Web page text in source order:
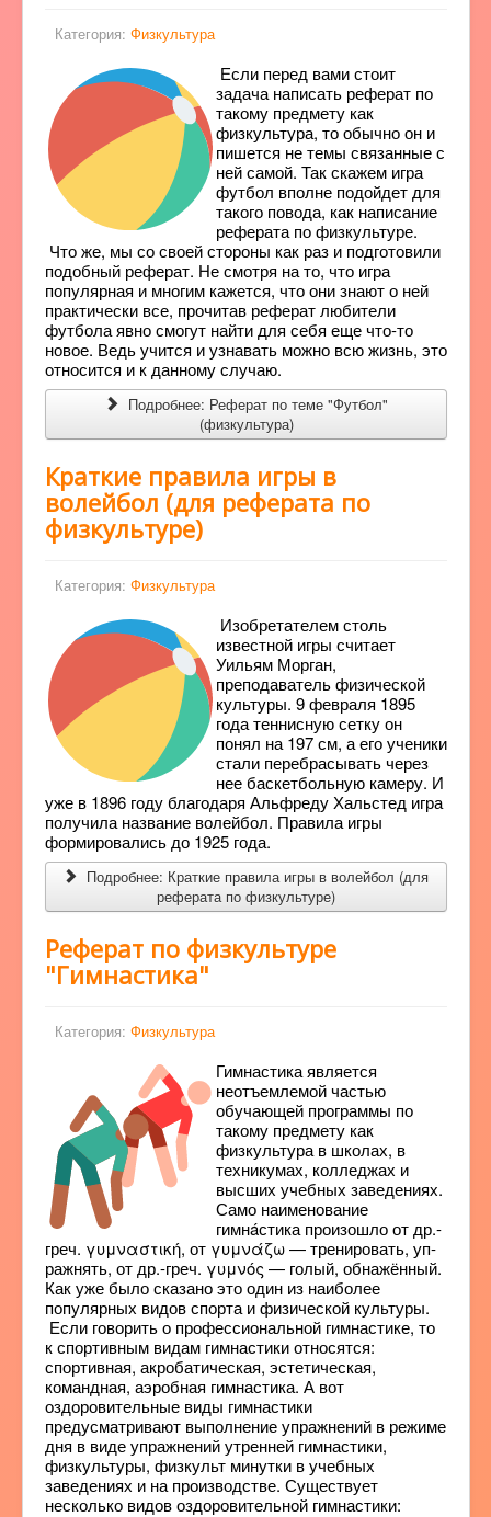
Категория: Физкультура
Если перед вами стоит
задача написать реферат по
такому предмету как
физкультура, то обычно он и
пишется не темы связанные с
ней самой. Так скажем игра
футбол вполне подойдет для
такого повода, как написание
реферата по физкультуре.
Что же, мы со своей стороны как раз и подготовили
подобный реферат. Не смотря на то, что игра
популярная и многим кажется, что они знают о ней
практически все, прочитав реферат любители
футбола явно смогут найти для себя еще что-то
новое. Ведь учится и узнавать можно всю жизнь, это
относится и к данному случаю.
Подробнее: Реферат по теме "Футбол"
(физкультура)
Краткие правила игры в
волейбол (для реферата по
физкультуре)
Категория: Физкультура
Изобретателем столь
известной игры считает
Уильям Морган,
преподаватель физической
культуры. 9 февраля 1895
года теннисную сетку он
понял на 197 см, а его ученики
стали перебрасывать через
нее баскетбольную камеру. И
уже в 1896 году благодаря Альфреду Хальстед игра
получила название волейбол. Правила игры
формировались до 1925 года.
Подробнее: Краткие правила игры в волейбол (для
реферата по физкультуре)
Реферат по физкультуре
"Гимнастика"
Категория: Физкультура
Гимнастика является
неотъемлемой частью
обучающей программы по
такому предмету как
физкультура в школах, в
техникумах, колледжах и
высших учебных заведениях.
Само наименование
гимнáстика произошло от др.-
греч. γυμναστική, от γυμνάζω — тре­ни­ро­вать, уп­
раж­нять, от др.-греч. γυμνός — голый, обнажённый.
Как уже было сказано это один из наиболее
популярных видов спорта и физической культуры.
Если говорить о профессиональной гимнастике, то
к спортивным видам гимнастики относятся:
спортивная, акробатическая, эстетическая,
командная, аэробная гимнастика. А вот
оздоровительные виды гимнастики
предусматривают выполнение упражнений в режиме
дня в виде упражнений утренней гимнастики,
физкультуры, физкульт минутки в учебных
заведениях и на производстве. Существует
несколько видов оздоровительной гимнастики: